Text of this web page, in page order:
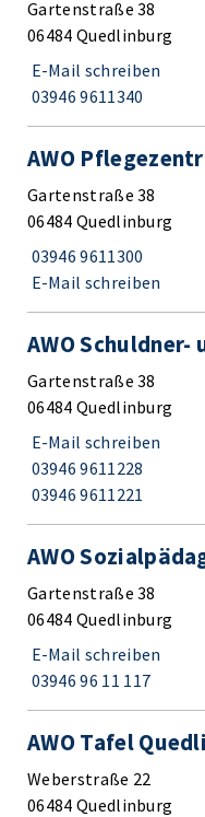
Gartenstraße 38
06484 Quedlinburg
E-Mail schreiben
03946 9611340
AWO
Gartenstraße 38
06484 Quedlinburg
03946 9611300
E-Mail schreiben
AWO
Gartenstraße 38
06484 Quedlinburg
E-Mail schreiben
03946 9611228
03946 9611221
AWO
Gartenstraße 38
06484 Quedlinburg
E-Mail schreiben
03946 96 11 117
AWO Tafel
Weberstraße 22
06484 Quedlinburg